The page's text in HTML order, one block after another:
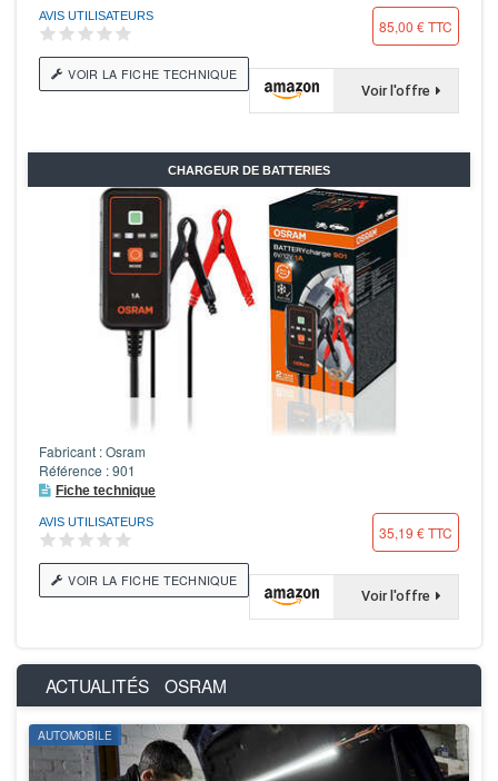
AVIS UTILISATEURS
85,00 € TTC
VOIR LA FICHE TECHNIQUE
Voir l'offre
CHARGEUR DE BATTERIES
Fabricant : Osram
Référence : 901
Fiche technique
AVIS UTILISATEURS
35,19 € TTC
VOIR LA FICHE TECHNIQUE
Voir l'offre
ACTUALITÉS OSRAM
AUTOMOBILE